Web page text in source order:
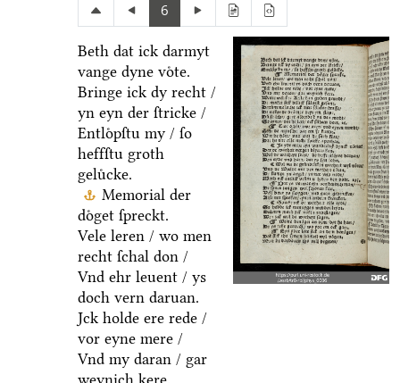
6
Beth dat ick darmyt
vange dyne voͤte.
Bringe ick dy recht /
yn eyn der ſtricke /
Entloͤpſtu my / ſo
heffſtu groth
geluͤcke.
Memorial der
doͤget ſpreckt.
Vele leren / wo men
recht ſchal don /
Vnd ehr leuent / ys
doch vern daruan.
Jck holde ere rede /
vor eyne mere /
Vnd my daran / gar